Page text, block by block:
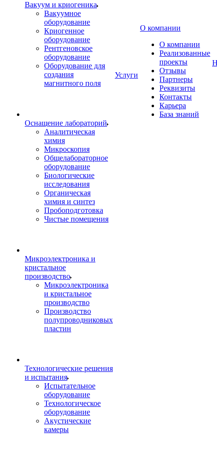
Вакуум и криогеника
Вакуумное
оборудование
Криогенное
оборудование
Рентгеновское
оборудование
Оборудование для
создания
магнитного поля
Оснащение лабораторий
Аналитическая
химия
Микроскопия
Общелабораторное
оборудование
Биологические
исследования
Органическая
химия и синтез
Пробоподготовка
Чистые помещения
Микроэлектроника и
кристальное
производство
Микроэлектроника
и кристальное
производство
Производство
полупроводниковых
пластин
Технологические решения
и испытания
Испытательное
оборудование
Технологическое
оборудование
Акустические
камеры
Услуги
О компании
О компании
Реализованные
проекты
Отзывы
Партнеры
Реквизиты
Контакты
Карьера
База знаний